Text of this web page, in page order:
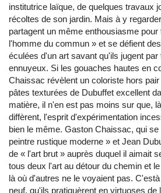
institutrice laïque, de quelques travaux
récoltes de son jardin. Mais à y
partagent un même enthousiasme
l'homme du commun » et se défient
éculées d'un art savant qu'ils jugent par
ennuyeux. Si les gouaches hautes en
Chaissac révèlent un coloriste hors
pâtes texturées de Dubuffet excellent
matière, il n'en est pas moins sur que,
diffèrent, l'esprit d'expérimentation
bien le même. Gaston Chaissac, qui
peintre rustique moderne » et Jean
de « l'art brut » auprès duquel il aimait
tous deux l'art au détour du chemin et
là où d'autres ne le voyaient pas.
neuf, qu'ils pratiquèrent en virtuoses de